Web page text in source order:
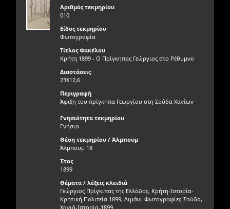
Αριθμός τεκμηρίου
010
Είδος τεκμηρίου
Φωτογραφία
Τίτλος Φακέλου
Κρήτη 1899 - Ο Πρίγκηπας Γεώργιος στο Ρέθυμνο
Διαστάσεις
23Χ12,6
Περιγραφή
Άφιξη του πρίγκηπα Γεωργίου στη Σούδα Χανίων
Γνησιότητα τεκμηρίου
Γνήσιο
Θέση τεκμηρίου / Άλμπουμ
Άλμπουμ 18
Έτος
1899
Θέματα / λέξεις κλειδιά
Γεώργιος Πρίγκιπας της Ελλάδος, Κρήτη-Ιστορία-
Κρητική Πολιτεία 1899, Λιμάνι-Φωτογραφίες-Σούδα,
Χανιά-Ιστορία-1899